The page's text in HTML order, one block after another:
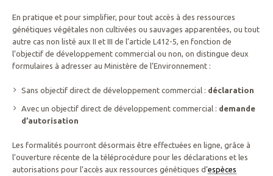
En pratique et pour simplifier, pour tout accès à des ressources
génétiques végétales non cultivées ou sauvages apparentées, ou tout
autre cas non listé aux II et III de l’article L412-5, en fonction de
l’objectif de développement commercial ou non, on distingue deux
formulaires à adresser au Ministère de l’Environnement :
Sans objectif direct de développement commercial : déclaration
Avec un objectif direct de développement commercial : demande
d’autorisation
Les formalités pourront désormais être effectuées en ligne, grâce à
l’ouverture récente de la téléprocédure pour les déclarations et les
autorisations pour l’accès aux ressources génétiques d’espèces